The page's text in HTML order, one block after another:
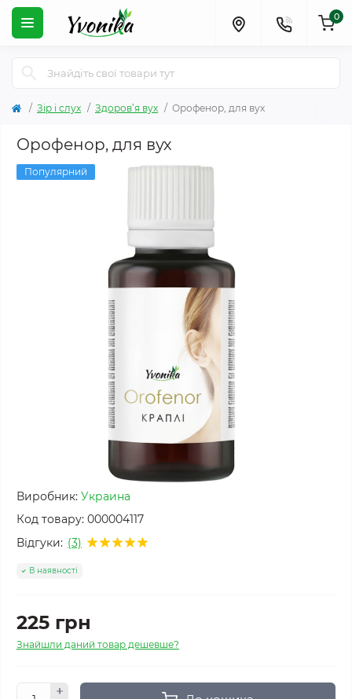
0
Зір і слух Здоров’я вух Орофенор, для вух
Орофенор, для вух
Популярний
Виробник: Украина
Код товару: 000004117
Відгуки: (3)
В наявності
225 грн
Знайшли даний товар дешевше?